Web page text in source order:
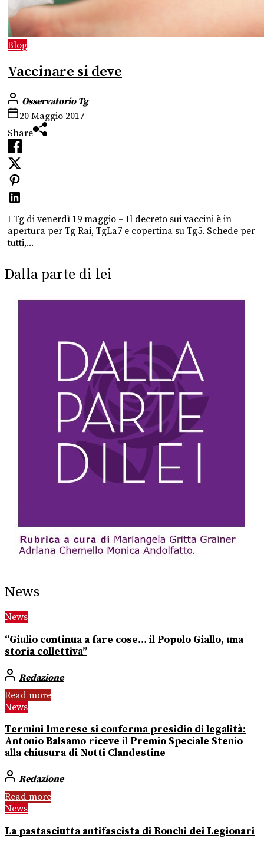
Blog
Vaccinare si deve
Osservatorio Tg
20 Maggio 2017
Share
I Tg di venerdì 19 maggio – Il decreto sui vaccini è in
apertura per Tg Rai, TgLa7 e copertina su Tg5. Schede per
tutti,...
Dalla parte di lei
News
News
“Giulio continua a fare cose… il Popolo Giallo, una
storia collettiva”
Redazione
Read more
News
Termini Imerese si conferma presidio di legalità:
Antonio Balsamo riceve il Premio Speciale Stenio
alla chiusura di Notti Clandestine
Redazione
Read more
News
La pastasciutta antifascista di Ronchi dei Legionari